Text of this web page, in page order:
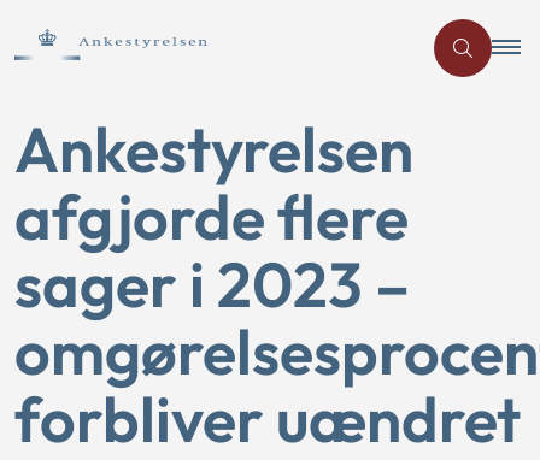
Ankestyrelsen
afgjorde flere
sager i 2023 –
forbliver uændret